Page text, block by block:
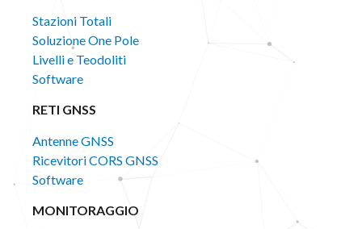
Stazioni Totali
Soluzione One Pole
Livelli e Teodoliti
Software
RETI GNSS
Antenne GNSS
Ricevitori CORS GNSS
Software
MONITORAGGIO